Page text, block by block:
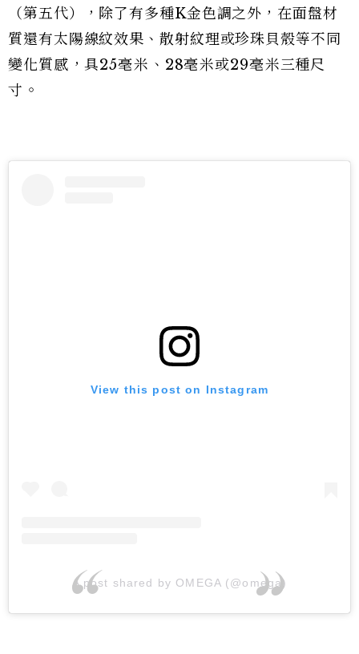
（第五代），除了有多種K金色調之外，在面盤材
質還有太陽線紋效果、散射紋理或珍珠貝殼等不同
變化質感 ⁠，具25毫⁠米⁠、28毫⁠米或29毫⁠米三種尺
寸⁠。
View this post on Instagram
A post shared by OMEGA (@omega)